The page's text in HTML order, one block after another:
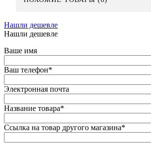
Нашли дешевле
Нашли дешевле
Ваше имя
Ваш телефон*
Электронная почта
Название товара*
Ссылка на товар другого магазина*